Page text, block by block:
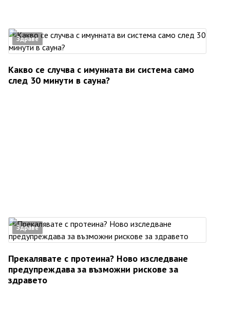
Здраве
Какво се случва с имунната ви система само
след 30 минути в сауна?
Здраве
Прекалявате с протеина? Ново изследване
предупреждава за възможни рискове за
здравето